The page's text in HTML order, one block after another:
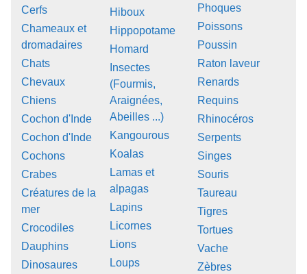
Cerfs
Chameaux et
dromadaires
Chats
Chevaux
Chiens
Cochon d'Inde
Cochon d'Inde
Cochons
Crabes
Créatures de la
mer
Crocodiles
Dauphins
Dinosaures
Hiboux
Hippopotame
Homard
Insectes
(Fourmis,
Araignées,
Abeilles ...)
Kangourous
Koalas
Lamas et
alpagas
Lapins
Licornes
Lions
Loups
Phoques
Poissons
Poussin
Raton laveur
Renards
Requins
Rhinocéros
Serpents
Singes
Souris
Taureau
Tigres
Tortues
Vache
Zèbres